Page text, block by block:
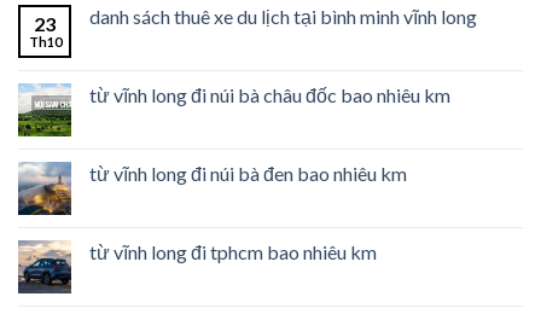
23
Th10
danh sách thuê xe du lịch tại bình minh vĩnh long
từ vĩnh long đi núi bà châu đốc bao nhiêu km
từ vĩnh long đi núi bà đen bao nhiêu km
từ vĩnh long đi tphcm bao nhiêu km